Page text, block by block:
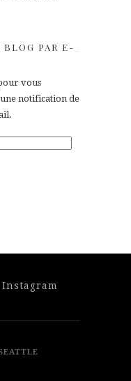
PAR E-
vous
notification de
Instagram